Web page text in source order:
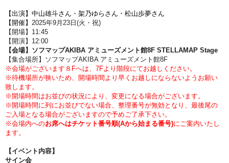
【出演】 中山雄斗さん・架乃ゆらさん・松山歩夢さん
【開催】 2025年9月23 日(火・祝)
【開場】11:45
【開演】12:00
【会場】ソフマップAKIBA アミューズメント館8F STELLAMAP Stage
【集合場所】
ソフマップAKIBA アミューズメント館8F
※会場がございます８Fへは、7Fより階段にてお越しください。
※待機場所が狭いため、開場時間より早くお越しにならないようお願い
致します。
※開場時間はお並びの状況により、変更になる場合がございます。
※開場時間に列にお並びでない場合、整理番号が無効となり、最後尾の
ご入場となる場合がございますので予めご了承下さい。
※会場内へのお席へはチケット番号順(Aから始まる番号)にご案内いたし
ます。
【イベント内容】
サイン会